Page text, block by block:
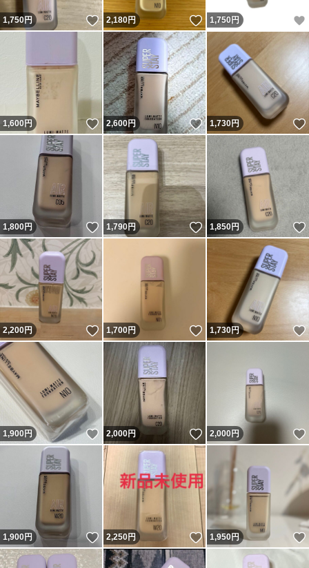
1,750円 いいね！
2,180円 いいね！
1,750 円
1,600円 いいね！
2,600円 いいね！
1,730円
1,800円 いいね！
1,790円 いいね！
1,850円
2,200円 いいね！
1,700円 いいね！
1,730円
1,900円 いいね！
2,000円 いいね！
2,000円
1,900円 いいね！
2,250円 いいね！
1,950円